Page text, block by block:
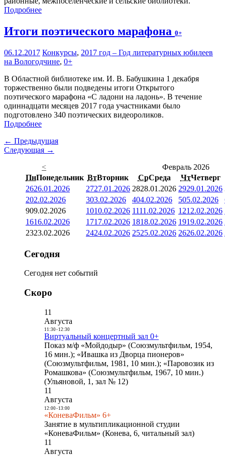
Подробнее
Итоги поэтического марафона 0+
06.12.2017 Конкурсы, 2017 год – Год литературных юбилеев
на Вологодчине, 0+
В Областной библиотеке им. И. В. Бабушкина 1 декабря
торжественно были подведены итоги Открытого
поэтического марафона «С ладони на ладонь». В течение
одиннадцати месяцев 2017 года участниками было
подготовлено 340 поэтических видеороликов.
Подробнее
← Предыдущая
Следующая →
<
Февраль 2026
ПнПонедельник ВтВторник СрСреда ЧтЧетверг
2626.01.2026 2727.01.2026 2828.01.2026 2929.01.2026
202.02.2026 303.02.2026 404.02.2026 505.02.2026
909.02.2026 1010.02.2026 1111.02.2026 1212.02.2026
1616.02.2026 1717.02.2026 1818.02.2026 1919.02.2026
2323.02.2026 2424.02.2026 2525.02.2026 2626.02.2026
Сегодня
Сегодня нет событий
Скоро
11
Августа
11:30- 12:30
Виртуальный концертный зал 0+
Показ м/ф «Мойдодыр» (Союзмультфильм, 1954,
16 мин.); «Ивашка из Дворца пионеров»
(Союзмультфильм, 1981, 10 мин.); «Паровозик из
Ромашкова» (Союзмультфильм, 1967, 10 мин.)
(Ульяновой, 1, зал № 12)
11
Августа
12:00- 13:00
«КоневаФильм» 6+
Занятие в мультипликационной студии
«КоневаФильм» (Конева, 6, читальный зал)
11
Августа